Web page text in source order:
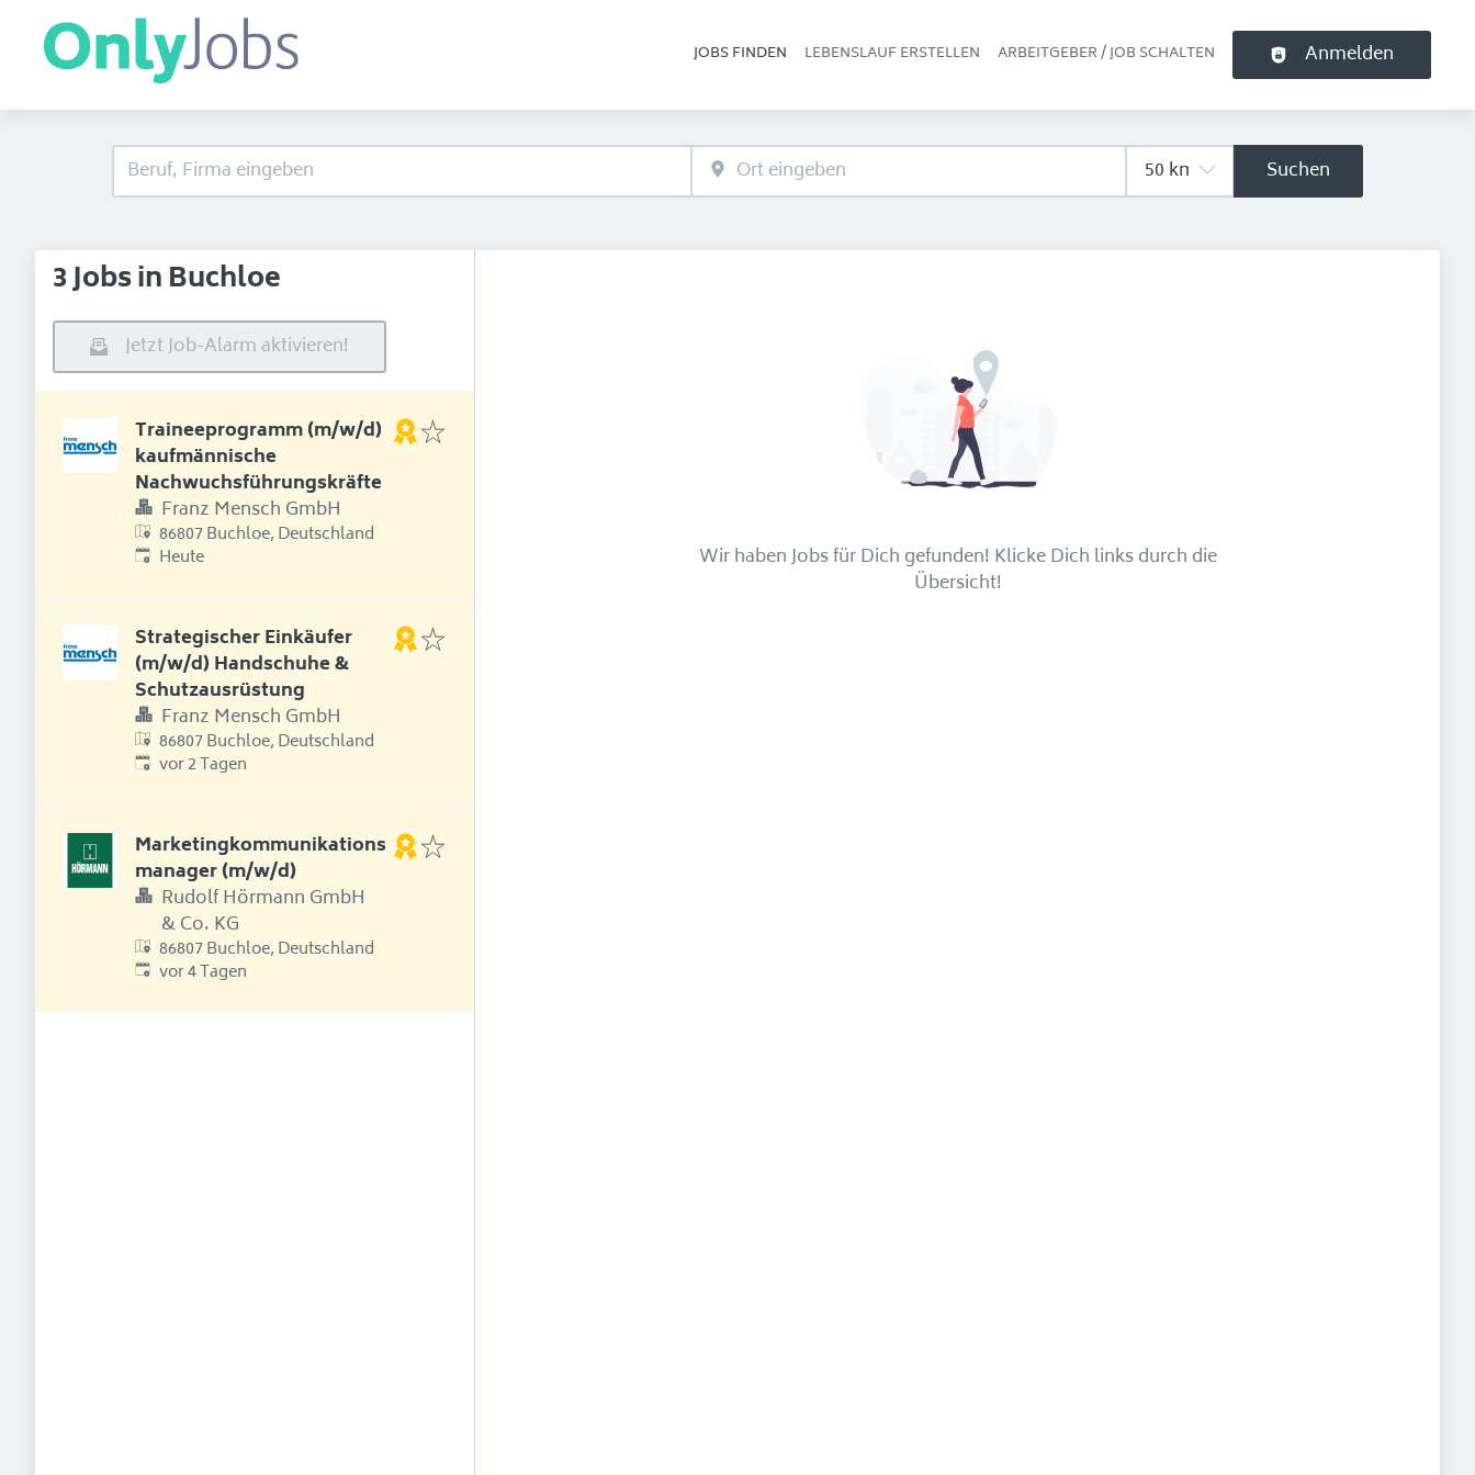
Haupt-Navigation
JOBS FINDEN LEBENSLAUF ERSTELLEN ARBEITGEBER / JOB SCHALTEN Anmelden
Suchen
3 Jobs in Buchloe
Jetzt Job-Alarm aktivieren!
Traineeprogramm (m/w/d)
kaufmännische
Nachwuchsführungskräfte
Franz Mensch GmbH
86807 Buchloe, Deutschland
Erschienen
Heute
Strategischer Einkäufer
(m/w/d) Handschuhe &
Schutzausrüstung
Franz Mensch GmbH
86807 Buchloe, Deutschland
Erschienen:
vor 2 Tagen
Marketingkommunikations
manager (m/w/d)
Rudolf Hörmann GmbH
& Co. KG
86807 Buchloe, Deutschland
Erschienen:
vor 4 Tagen
Wir haben Jobs für Dich gefunden! Klicke Dich links durch die
Übersicht!